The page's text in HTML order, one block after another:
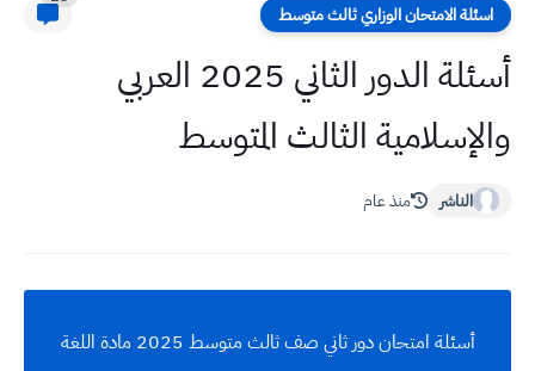
اسئلة الامتحان الوزاري ثالث متوسط
أسئلة الدور الثاني 2025 العربي
والإسلامية الثالث المتوسط
الناشر منذ عام
أسئلة امتحان دور ثاني صف ثالث متوسط 2025 مادة اللغة